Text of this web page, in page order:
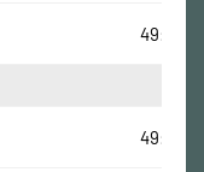
49:20
49:03